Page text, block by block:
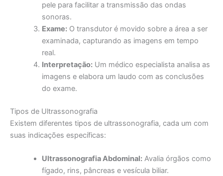
pele para facilitar a transmissão das ondas
sonoras.
Exame:O transdutor é movido sobre a área a ser
examinada, capturando as imagens em tempo
real.
Interpretação:Um médico especialista analisa as
imagens e elabora um laudo com as conclusões
do exame.
Tipos de Ultrassonografia
Existem diferentes tipos de ultrassonografia, cada um com
suas indicações específicas:
Ultrassonografia Abdominal:Avalia órgãos como
fígado, rins, pâncreas e vesícula biliar.